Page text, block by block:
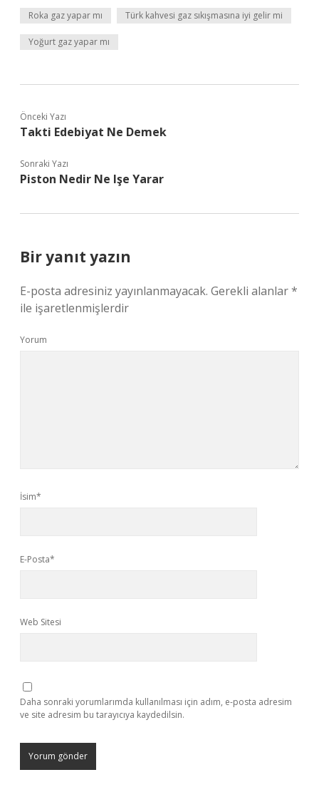
Roka gaz yapar mı Türk kahvesi gaz sıkışmasına iyi gelir mi
Yoğurt gaz yapar mı
Önceki Yazı
Takti Edebiyat Ne Demek
Sonraki Yazı
Piston Nedir Ne Işe Yarar
Bir yanıt yazın
E-posta adresiniz yayınlanmayacak. Gerekli alanlar*
ile işaretlenmişlerdir
Yorum
İsim*
E-Posta*
Web Sitesi
Daha sonraki yorumlarımda kullanılması için adım, e-posta adresim
ve site adresim bu tarayıcıya kaydedilsin.